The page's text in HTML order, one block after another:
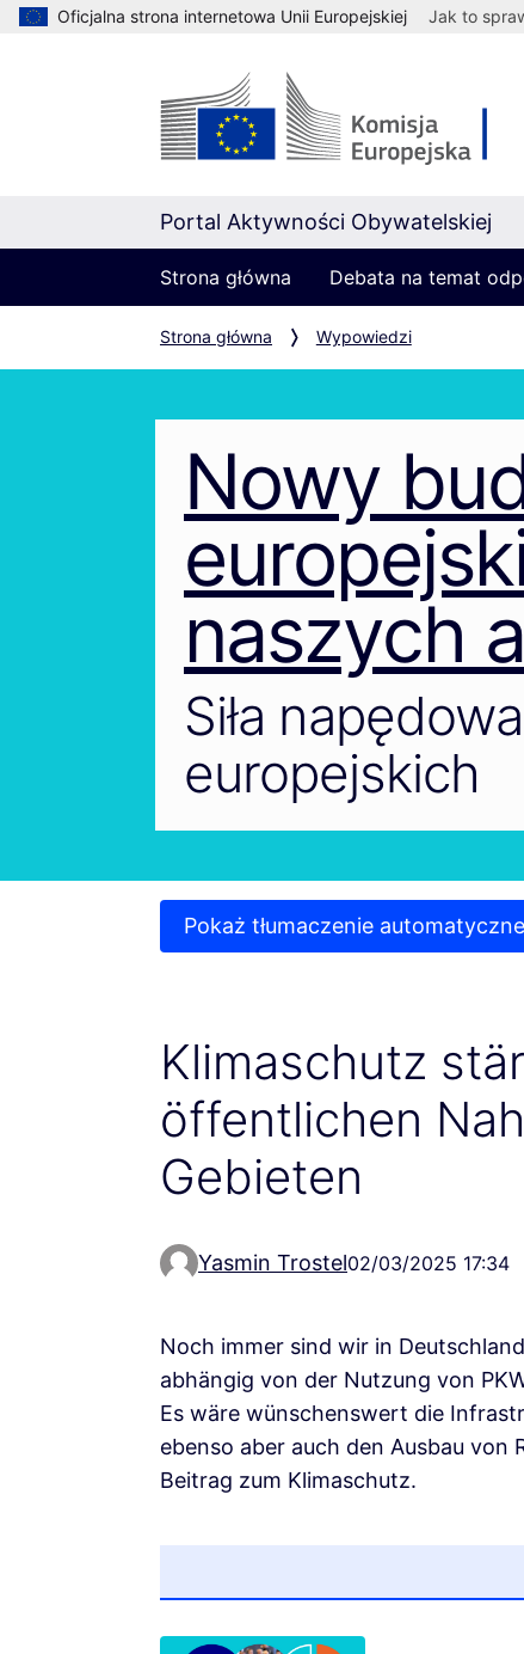
Oficjalna strona internetowa Unii Europejskiej Jak to
Portal Aktywności Obywatelskiej
Strona główna Debata na temat
Strona główna Wypowiedzi
Nowy
naszych
Siła
europejskich
Pokaż tłumaczenie automatyczne
Klimaschutz
öffentlichen
Gebieten
Yasmin Trostel02/03/2025 17:34
Noch immer sind wir in
abhängig von der Nutzung von
Es wäre wünschenswert die
ebenso aber auch den Ausbau
Beitrag zum Klimaschutz.